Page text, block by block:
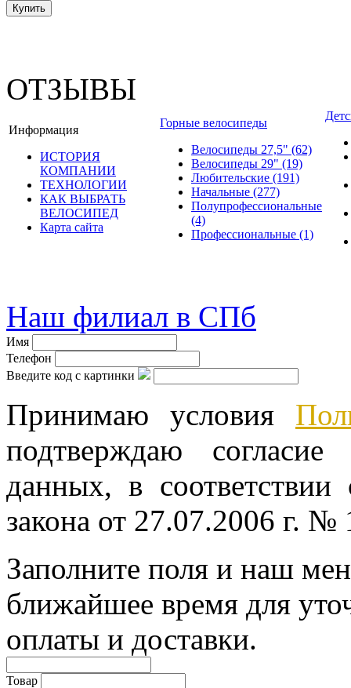
ОТЗЫВЫ
Информация
ИСТОРИЯ
КОМПАНИИ
ТЕХНОЛОГИИ
КАК ВЫБРАТЬ
ВЕЛОСИПЕД
Карта сайта
Горные велосипеды
Велосипеды 27,5" (62)
Велосипеды 29" (19)
Любительские (191)
Начальные (277)
Полупрофессиональные
(4)
Профессиональные (1)
Наш филиал в СПб
Имя
Телефон
Введите код с картинки
Принимаю условия
подтверждаю
данных, в
закона от 27.07.2006 г.
Заполните поля и наш
ближайшее время для
оплаты и доставки.
Товар